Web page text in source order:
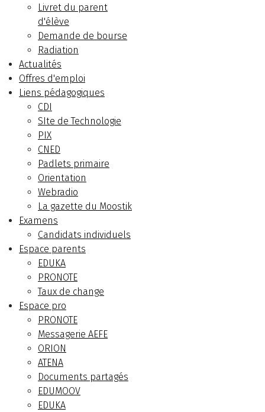
Livret du parent
d'élève
Demande de bourse
Radiation
Actualités
Offres d'emploi
Liens pédagogiques
CDI
SIte de Technologie
PIX
CNED
Padlets primaire
Orientation
Webradio
La gazette du Moostik
Examens
Candidats individuels
Espace parents
EDUKA
PRONOTE
Taux de change
Espace pro
PRONOTE
Messagerie AEFE
ORION
ATENA
Documents partagés
EDUMOOV
EDUKA